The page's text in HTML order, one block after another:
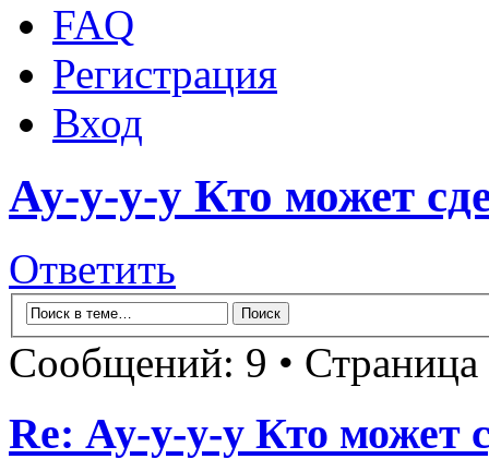
FAQ
Регистрация
Вход
Ау-у-у-у Кто может
Ответить
Сообщений: 9 • Страница
Re: Ау-у-у-у Кто может